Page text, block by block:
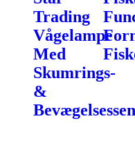
Trading
Vågelampe
Med
Skumrings-
&